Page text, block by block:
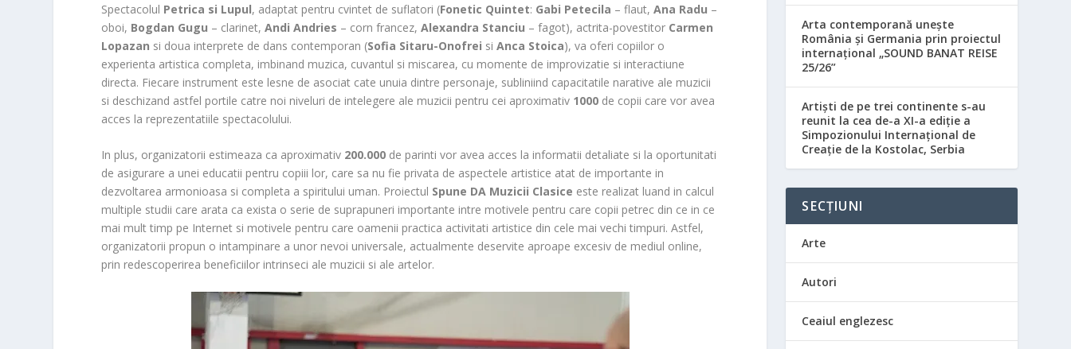
Spectacolul Petrica si Lupul, adaptat pentru cvintet de suflatori (Fonetic Quintet: Gabi Petecila – flaut,Ana Radu –
oboi, Bogdan Gugu – clarinet,Andi Andries – corn francez,Alexandra Stanciu – fagot), actrita-povestitor Carmen
Lopazan si doua interprete de dans contemporan (Sofia Sitaru-Onofrei siAnca Stoica), va oferi copiilor o
experienta artistica completa, imbinand muzica, cuvantul si miscarea, cu momente de improvizatie si interactiune
directa. Fiecare instrument este lesne de asociat cate unuia dintre personaje, subliniind capacitatile narative ale muzicii
si deschizand astfel portile catre noi niveluri de intelegere ale muzicii pentru cei aproximativ 1000 de copii care vor avea
acces la reprezentatiile spectacolului.
In plus, organizatorii estimeaza ca aproximativ 200.000 de parinti vor avea acces la informatii detaliate si la oportunitati
de asigurare a unei educatii pentru copiii lor, care sa nu fie privata de aspectele artistice atat de importante in
dezvoltarea armonioasa si completa a spiritului uman. Proiectul Spune DA Muzicii Clasice este realizat luand in calcul
multiple studii care arata ca exista o serie de suprapuneri importante intre motivele pentru care copii petrec din ce in ce
mai mult timp pe Internet si motivele pentru care oamenii practica activitati artistice din cele mai vechi timpuri. Astfel,
organizatorii propun o intampinare a unor nevoi universale, actualmente deservite aproape excesiv de mediul online,
prin redescoperirea beneficiilor intrinseci ale muzicii si ale artelor.
Arta contemporană unește
România și Germania prin proiectul
internațional „SOUND BANAT REISE
25/26”
Artiști de pe trei continente s-au
reunit la cea de-a XI-a ediție a
Simpozionului Internațional de
Creație de la Kostolac, Serbia
SECȚIUNI
Arte
Autori
Ceaiul englezesc